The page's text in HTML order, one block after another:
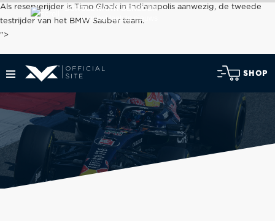
Als reserverijder is Timo Glock in Indianapolis aanwezig, de tweede
testrijder van het BMW Sauber team.
">
SHOP
SCROLL NAAR BENEDEN
voor het laatste nieuws